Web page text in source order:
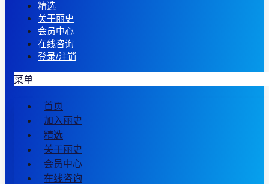
精选
关于丽史
会员中心
在线咨询
登录/注销
菜单
首页
加入丽史
精选
关于丽史
会员中心
在线咨询